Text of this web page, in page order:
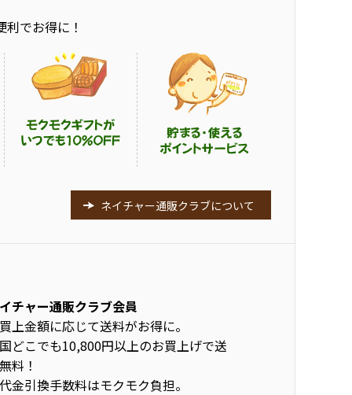
でお得に！
ネイチャー通販クラブについて
チャー通販クラブ会員
上金額に応じて送料がお得に。
どこでも10,800円以上のお買上げで送
料！
代金引換手数料はモクモク負担。